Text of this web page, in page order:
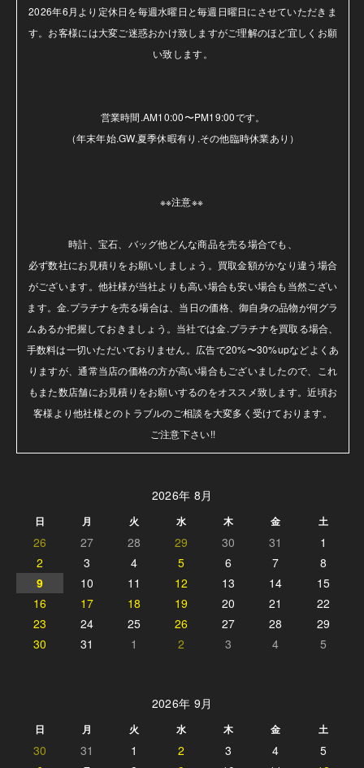
2026年6月より定休日を毎週水曜日と毎週日曜日にさせていただきま
す。お客様には大変ご迷惑おかけ致しますがご理解のほど宜しくお願
い致します。
営業時間.AM10:00〜PM19:00です。
（年末年始.GW.夏季休暇有り.その他臨時休業あり）
※※注意※※
時計、宝石、バッグ他どんな商品を売る場合でも、
必ず数社にお見積りをお願いしましょう。買取金額がかなり違う場合
がございます。他社様が当社よりも高い場合も安い場合も当然ござい
ます。金.プラチナを売る場合は、当日の価格、御自身の品物が何グラ
ムあるか把握しておきましょう。当社では金.プラチナを買取る場合、
手数料は一切いただいておりません。広告で20%〜30%upなどよくあ
りますが、通常当店の価格の方が高い場合もございましたので、これ
もまた数店舗にお見積りをお願いするのをオススメ致します。近頃お
客様より他社様とのトラブルのご相談を大変多く受けております。
ご注意下さい!!
2026年 8月
日 月 火 水 木 金 土
26 27 28 29 30 31
1
2
3 4 5 6 7
8
9
10 11 12 13 14
15
16
17 18 19 20 21
22
23
24 25 26 27 28
29
30
31 1 2 3 4 5
2026年 9月
日 月 火 水 木 金 土
30 31 1 2 3 4
5